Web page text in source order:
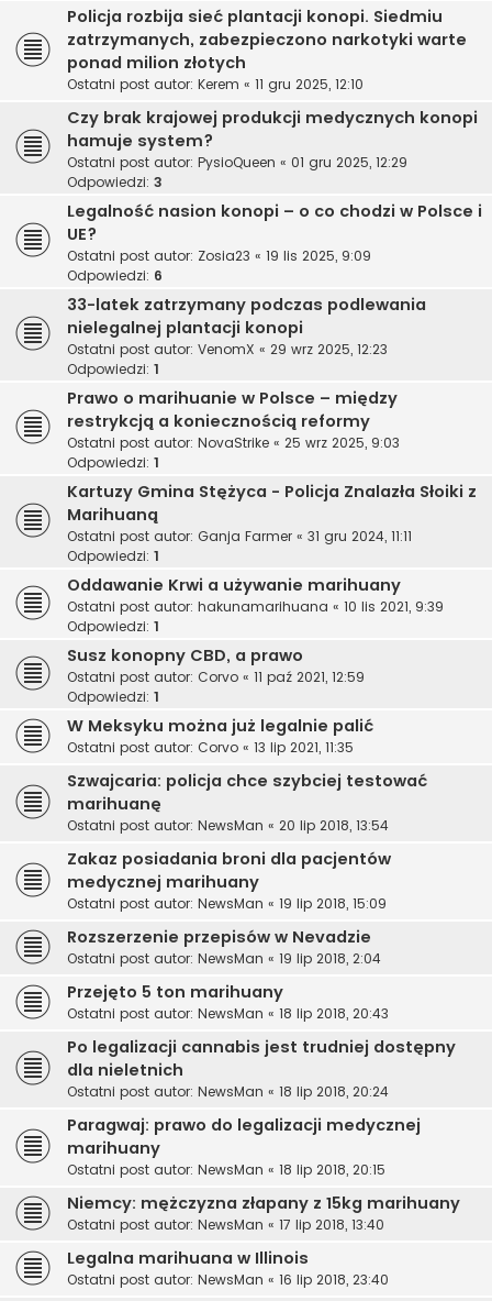
Policja rozbija sieć plantacji konopi. Siedmiu
zatrzymanych, zabezpieczono narkotyki warte
ponad milion złotych
Ostatni post autor: Kerem « 11 gru 2025, 12:10
Czy brak krajowej produkcji medycznych konopi
hamuje system?
Ostatni post autor: PysioQueen « 01 gru 2025, 12:29
Odpowiedzi: 3
Legalność nasion konopi – o co chodzi w Polsce i
UE?
Ostatni post autor: Zosia23 « 19 lis 2025, 9:09
Odpowiedzi: 6
33-latek zatrzymany podczas podlewania
nielegalnej plantacji konopi
Ostatni post autor: VenomX « 29 wrz 2025, 12:23
Odpowiedzi: 1
Prawo o marihuanie w Polsce – między
restrykcją a koniecznością reformy
Ostatni post autor: NovaStrike « 25 wrz 2025, 9:03
Odpowiedzi: 1
Kartuzy Gmina Stężyca - Policja Znalazła Słoiki z
Marihuaną
Ostatni post autor: Ganja Farmer « 31 gru 2024, 11:11
Odpowiedzi: 1
Oddawanie Krwi a używanie marihuany
Ostatni post autor: hakunamarihuana « 10 lis 2021, 9:39
Odpowiedzi: 1
Susz konopny CBD, a prawo
Ostatni post autor: Corvo « 11 paź 2021, 12:59
Odpowiedzi: 1
W Meksyku można już legalnie palić
Ostatni post autor: Corvo « 13 lip 2021, 11:35
Szwajcaria: policja chce szybciej testować
marihuanę
Ostatni post autor: NewsMan « 20 lip 2018, 13:54
Zakaz posiadania broni dla pacjentów
medycznej marihuany
Ostatni post autor: NewsMan « 19 lip 2018, 15:09
Rozszerzenie przepisów w Nevadzie
Ostatni post autor: NewsMan « 19 lip 2018, 2:04
Przejęto 5 ton marihuany
Ostatni post autor: NewsMan « 18 lip 2018, 20:43
Po legalizacji cannabis jest trudniej dostępny
dla nieletnich
Ostatni post autor: NewsMan « 18 lip 2018, 20:24
Paragwaj: prawo do legalizacji medycznej
marihuany
Ostatni post autor: NewsMan « 18 lip 2018, 20:15
Niemcy: mężczyzna złapany z 15kg marihuany
Ostatni post autor: NewsMan « 17 lip 2018, 13:40
Legalna marihuana w Illinois
Ostatni post autor: NewsMan « 16 lip 2018, 23:40